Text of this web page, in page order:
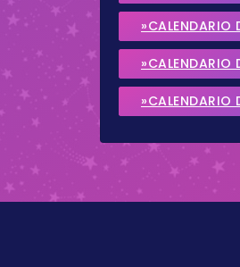
»CALENDARIO
»CALENDARIO
»CALENDARIO